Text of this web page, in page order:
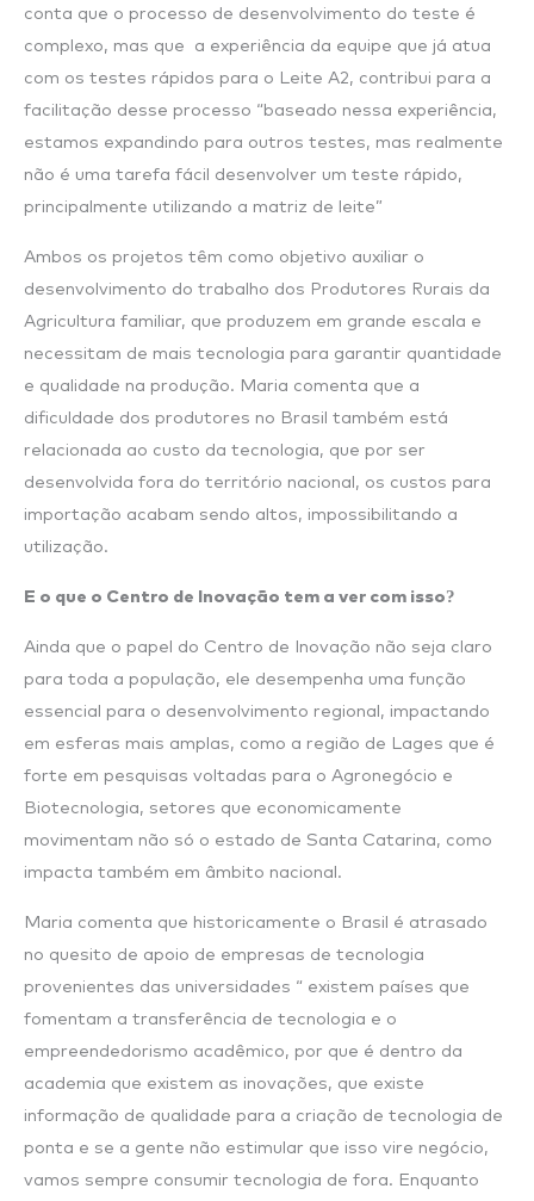
conta que o processo de desenvolvimento do teste é
complexo, mas que a experiência da equipe que já atua
com os testes rápidos para o Leite A2, contribui para a
facilitação desse processo “baseado nessa experiência,
estamos expandindo para outros testes, mas realmente
não é uma tarefa fácil desenvolver um teste rápido,
principalmente utilizando a matriz de leite”
Ambos os projetos têm como objetivo auxiliar o
desenvolvimento do trabalho dos Produtores Rurais da
Agricultura familiar, que produzem em grande escala e
necessitam de mais tecnologia para garantir quantidade
e qualidade na produção. Maria comenta que a
dificuldade dos produtores no Brasil também está
relacionada ao custo da tecnologia, que por ser
desenvolvida fora do território nacional, os custos para
importação acabam sendo altos, impossibilitando a
utilização.
E o que o Centro de Inovação tem a ver com isso?
Ainda que o papel do Centro de Inovação não seja claro
para toda a população, ele desempenha uma função
essencial para o desenvolvimento regional, impactando
em esferas mais amplas, como a região de Lages que é
forte em pesquisas voltadas para o Agronegócio e
Biotecnologia, setores que economicamente
movimentam não só o estado de Santa Catarina, como
impacta também em âmbito nacional.
Maria comenta que historicamente o Brasil é atrasado
no quesito de apoio de empresas de tecnologia
provenientes das universidades “ existem países que
fomentam a transferência de tecnologia e o
empreendedorismo acadêmico, por que é dentro da
academia que existem as inovações, que existe
informação de qualidade para a criação de tecnologia de
ponta e se a gente não estimular que isso vire negócio,
vamos sempre consumir tecnologia de fora. Enquanto